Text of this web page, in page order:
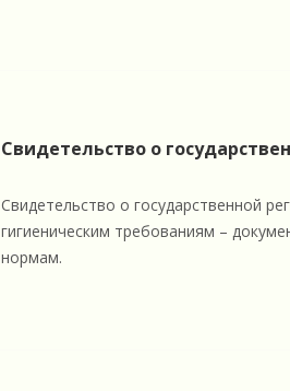
Свидетельство о
Свидетельство о государственной
гигиеническим требованиям –
нормам.